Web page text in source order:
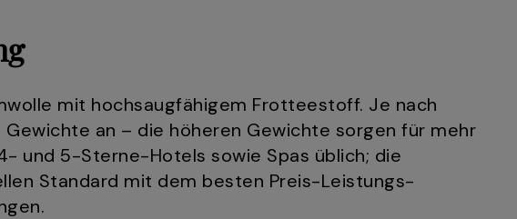
mit hochsaugfähigem Frotteestoff. Je nach
an – die höheren Gewichte sorgen für mehr
und 5-Sterne-Hotels sowie Spas üblich; die
Standard mit dem besten Preis-Leistungs-